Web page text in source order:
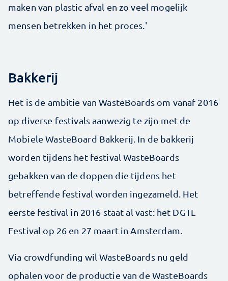
maken van plastic afval en zo veel mogelijk
mensen betrekken in het proces.'
Bakkerij
Het is de ambitie van WasteBoards om vanaf 2016
op diverse festivals aanwezig te zijn met de
Mobiele WasteBoard Bakkerij. In de bakkerij
worden tijdens het festival WasteBoards
gebakken van de doppen die tijdens het
betreffende festival worden ingezameld. Het
eerste festival in 2016 staat al vast: het DGTL
Festival op 26 en 27 maart in Amsterdam.
Via crowdfunding wil WasteBoards nu geld
ophalen voor de productie van de WasteBoards